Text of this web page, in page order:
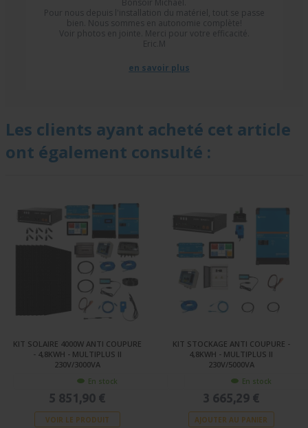
Pour nous depuis l'installation du matériel, tout se passe
bien. Nous sommes en autonomie complète!
Voir photos en jointe. Merci pour votre efficacité.
Eric.M
en savoir plus
Les clients ayant acheté cet article
ont également consulté :
KIT SOLAIRE 4000W ANTI COUPURE
- 4,8KWH - MULTIPLUS II
230V/3000VA
En stock
5 851,90 €
VOIR LE PRODUIT
KIT STOCKAGE ANTI COUPURE -
4,8KWH - MULTIPLUS II
230V/5000VA
En stock
3 665,29 €
AJOUTER AU PANIER